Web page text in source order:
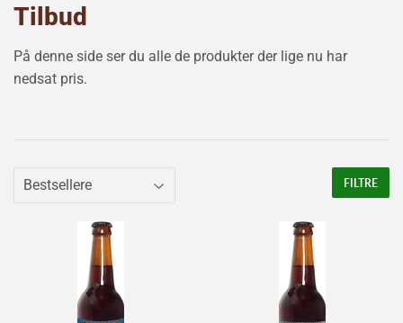
Tilbud
På denne side ser du alle de produkter der lige nu har
nedsat pris.
FILTRE